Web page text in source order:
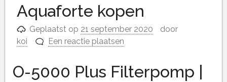
Aquaforte kopen
Geplaatst op 21 september 2020
door
koi
Een reactie plaatsen
O-5000 Plus Filterpomp |